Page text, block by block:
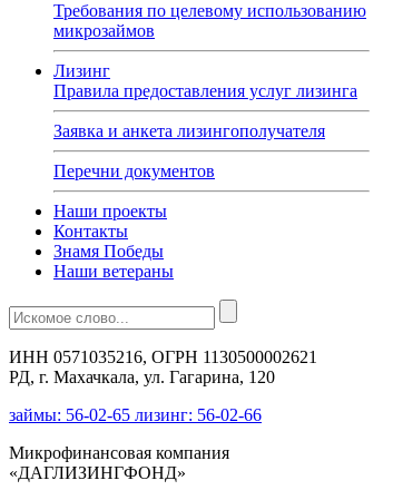
Требования по целевому использованию
микрозаймов
Лизинг
Правила предоставления услуг лизинга
Заявка и анкета лизингополучателя
Перечни документов
Наши проекты
Контакты
Знамя Победы
Наши ветераны
ИНН 0571035216, ОГРН 1130500002621
РД, г. Махачкала, ул. Гагарина, 120
займы: 56-02-65 лизинг: 56-02-66
Микрофинансовая компания
«ДАГЛИЗИНГФОНД»